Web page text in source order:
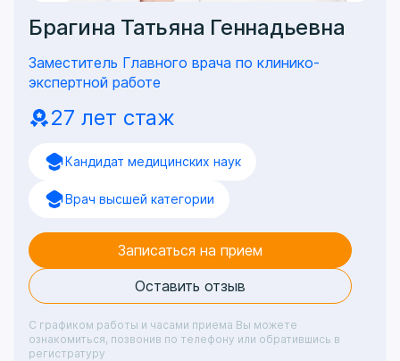
Брагина Татьяна Геннадьевна
Заместитель Главного врача по клинико-
экспертной работе
27 лет стаж
Кандидат медицинских наук
Врач высшей категории
Записаться на прием
Оставить отзыв
С графиком работы и часами приема Вы можете
ознакомиться, позвонив по телефону или обратившись в
регистратуру